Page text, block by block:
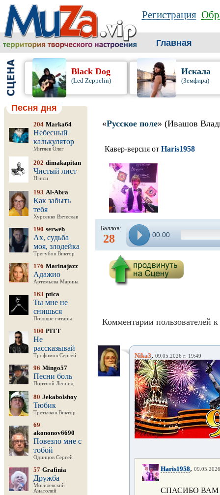
Регистрация
Главная
Black Dog
(Led Zeppelin)
Искала
(Земфира)
Песня дня
204 Marka64
Небесный
калькулятор
Митяев Олег
202 dimakapitan
Чистый лист
Нэнси
193 Al-Abra
Как забыть
тебя
Хурсенко Вячеслав
190 serweb
Ах, судьба
моя, злодейка
Трегубов Виктор
176 Marinajazz
Адажио
Артемьева Марина
163 ptica
Ты мне не
снишься
Поющие гитары
100 PITT
Не
рассказывай
Трофимов Сергей
96 Mingo57
Песни боль
Портной Леонид
80 Jekabolshoy
Тюбик
Третьяков Виктор
69
akononov6690
Повезло мне с
тобой
Одинцов Сергей
57 Grafinia
Дружба
Могилевский
Анатолий
«Русское поле» (Ивашов
Кавер-версия от Haris1958
Баллов:
28 00:00
Комментарии пользователей
Nika3, 09.05.2026 г. 19:49
Haris1958,
СПАСИБО